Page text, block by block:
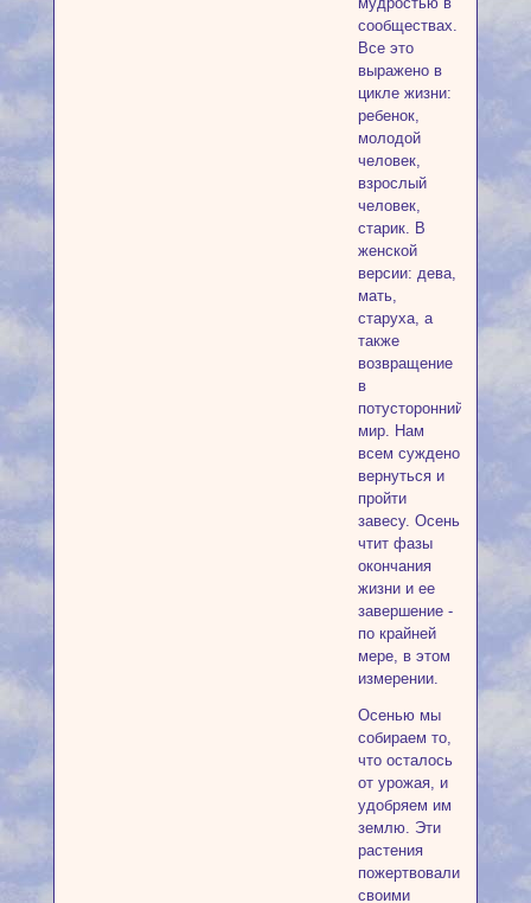
сообществах.
Все это
выражено в
цикле жизни:
ребенок,
молодой
человек,
взрослый
человек,
старик. В
женской
версии: дева,
мать,
старуха, а
также
возвращение
в
потусторонний
мир. Нам
всем суждено
вернуться и
пройти
завесу. Осень
чтит фазы
окончания
жизни и ее
завершение -
по крайней
мере, в этом
измерении.
Осенью мы
собираем то,
что осталось
от урожая, и
удобряем им
землю. Эти
растения
пожертвовали
своими